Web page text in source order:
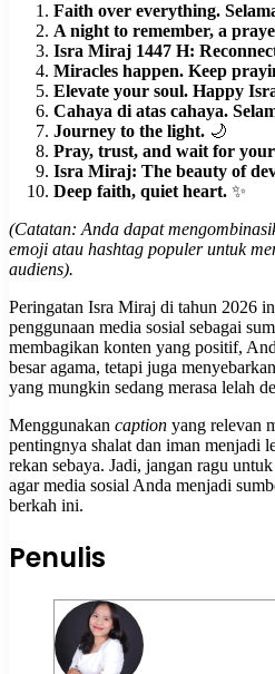
Faith over everything.
A night to remember, a
Isra Miraj 1447 H:
Miracles happen. Keep
Elevate your soul. Happy
Cahaya di atas cahaya.
Journey to the light. 🌙
Pray, trust, and wait for
Isra Miraj: The beauty of
Deep faith, quiet heart. ✨
(Catatan: Anda dapat
emoji atau hashtag populer untuk
audiens).
Peringatan Isra Miraj di tahun 2026
penggunaan media sosial sebagai
membagikan konten yang positif,
besar agama, tetapi juga
yang mungkin sedang merasa lelah
Menggunakan caption yang relevan
pentingnya shalat dan iman menjadi
rekan sebaya. Jadi, jangan ragu
agar media sosial Anda menjadi
berkah ini.
Penulis